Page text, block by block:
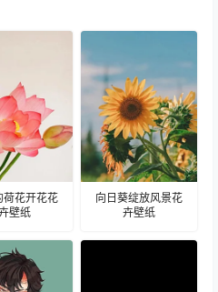
荷花开花花
壁纸
向日葵绽放风景花
卉壁纸